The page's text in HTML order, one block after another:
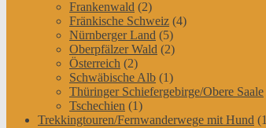
Frankenwald (2)
Fränkische Schweiz (4)
Nürnberger Land (5)
Oberpfälzer Wald (2)
Österreich (2)
Schwäbische Alb (1)
Thüringer Schiefergebirge/Obere Saale
Tschechien (1)
Trekkingtouren/Fernwanderwege mit Hund